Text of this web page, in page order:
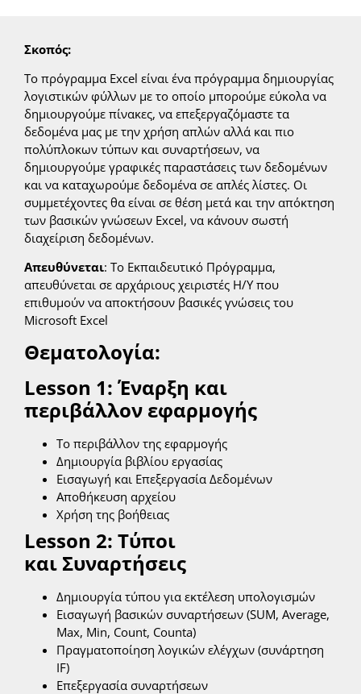
Σκοπός:
Το πρόγραμμα Excel είναι ένα πρόγραμμα δημιουργίας
λογιστικών φύλλων με το οποίο μπορούμε εύκολα να
δημιουργούμε πίνακες, να επεξεργαζόμαστε τα
δεδομένα μας με την χρήση απλών αλλά και πιο
πολύπλοκων τύπων και συναρτήσεων, να
δημιουργούμε γραφικές παραστάσεις των δεδομένων
και να καταχωρούμε δεδομένα σε απλές λίστες. Οι
συμμετέχοντες θα είναι σε θέση μετά και την απόκτηση
των βασικών γνώσεων Excel, να κάνουν σωστή
διαχείριση δεδομένων.
Απευθύνεται: Το Εκπαιδευτικό Πρόγραμμα,
απευθύνεται σε αρχάριους χειριστές Η/Υ που
επιθυμούν να αποκτήσουν βασικές γνώσεις του
Microsoft Excel
Θεματολογία:
Lesson 1: Έναρξη και
περιβάλλον εφαρμογής
Το περιβάλλον της εφαρμογής
Δημιουργία βιβλίου εργασίας
Εισαγωγή και Επεξεργασία Δεδομένων
Αποθήκευση αρχείου
Χρήση της βοήθειας
Lesson 2: Τύποι
και Συναρτήσεις
Δημιουργία τύπου για εκτέλεση υπολογισμών
Εισαγωγή βασικών συναρτήσεων (SUM, Average,
Max, Min, Count, Counta)
Πραγματοποίηση λογικών ελέγχων (συνάρτηση
IF)
Επεξεργασία συναρτήσεων